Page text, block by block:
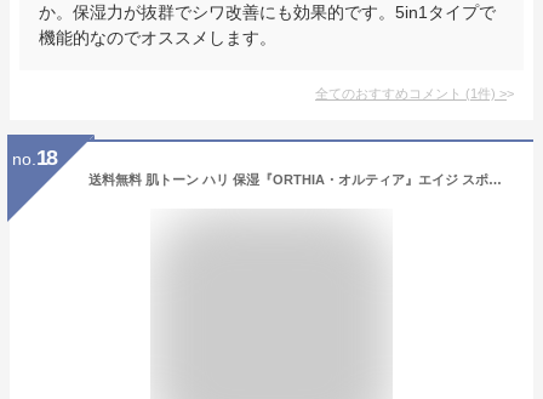
か。保湿力が抜群でシワ改善にも効果的です。5in1タイプで
機能的なのでオススメします。
全てのおすすめコメント (1件) >
no. 18
送料無料 肌トーン ハリ 保湿『ORTHIA・オルティア』エイジ スポット コレクティング クリーム 50ml シワ 集中ケア 水分 保湿 インスタ映え 正規品 韓国コスメ